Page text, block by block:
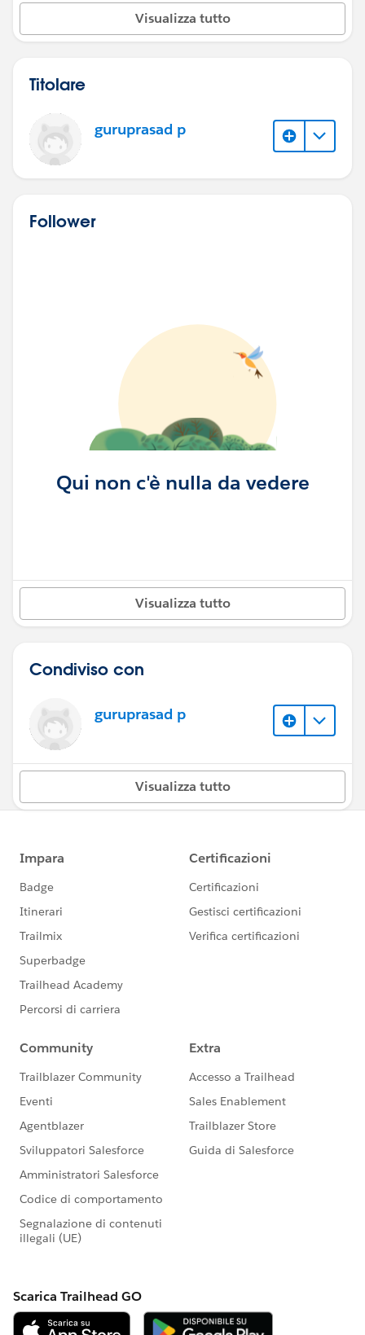
Visualizza tutto
Titolare
guruprasad p
Follower
Qui non c'è nulla da vedere
Visualizza tutto
Condiviso con
guruprasad p
Visualizza tutto